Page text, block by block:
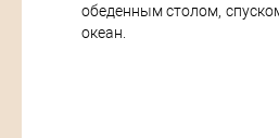
обеденным столом,
океан.